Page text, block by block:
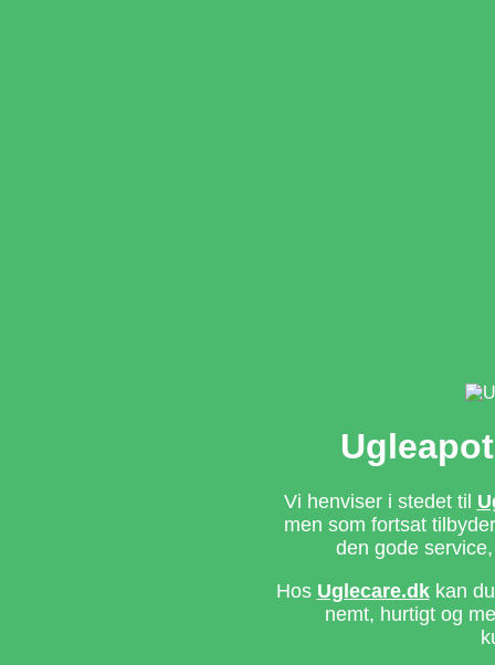
Vi henviser i stedet til
men som fortsat
den gode
Hos Uglecare.dkkan du
nemt, hurtigt og